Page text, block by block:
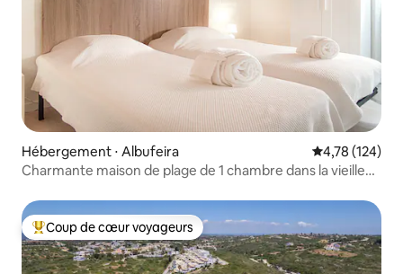
Hébergement ⋅ Albufeira Évaluation
4,78 (124)
Charmante maison de plage de 1 chambre dans la vieille
Coups de cœur voyageurs les plus appréciés
Coup de cœur voyageurs